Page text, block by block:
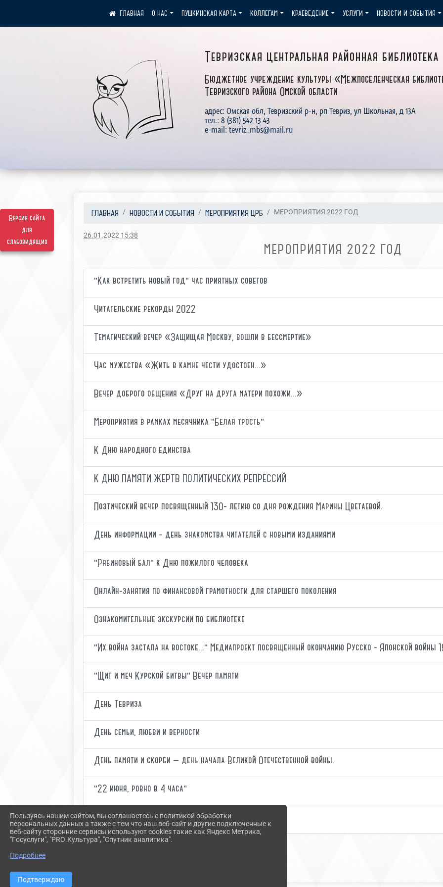
Версия сайта
для
слабовидящих
Тевризская центральная районная библиотека
Бюджетное учреждение культуры «Межпоселенческая
Тевризского района Омской области
адрес: Омская обл, Тевризский р-н, рп Тевриз, ул Школьная, д 13А
тел.: 8 (381) 542 13 43
e-mail: tevriz_mbs@mail.ru
О НАС ПУШКИНСКАЯ КАРТА КОЛЛЕГАМ КРАЕВЕДЕНИЕ УСЛУГИ НОВОСТИ И СОБЫТИЯ
ГЛАВНАЯ НОВОСТИ И СОБЫТИЯ МЕРОПРИЯТИЯ ЦРБ МЕРОПРИЯТИЯ 2022 ГОД
26.01.2022 15:38
МЕРОПРИЯТИЯ 2022 ГОД
"Как встретить новый год" час приятных советов
Читательские рекорды 2022
Тематический вечер «Защищая Москву, вошли в бессмертие»
Час мужества «Жить в камне чести удостоен…»
Вечер доброго общения «Друг на друга матери похожи…»
Мероприятия в рамках месячника "Белая трость"
К Дню народного единства
К ДНЮ ПАМЯТИ ЖЕРТВ ПОЛИТИЧЕСКИХ РЕПРЕССИЙ
Поэтический вечер посвященный 130- летию со дня рождения Марины Цветаевой.
День информации – день знакомства читателей с новыми изданиями
"Рябиновый бал" к Дню пожилого человека
Онлайн-занятия по финансовой грамотности для старшего поколения
Ознакомительные экскурсии по библиотеке
"Их война застала на востоке..." Медиапроект посвященный окончанию Русско - Японской войны
"Щит и меч Курской битвы" Вечер памяти
День Тевриза
День семьи, любви и верности
День памяти и скорби — день начала Великой Отечественной войны.
"22 июня, ровно в 4 часа"
Поэтический марафон "Планета Константин Бальмонд"
Пользуясь нашим сайтом, вы соглашаетесь с политикой обработки
персональных данных а также с тем что наш веб-сайт и другие подключенные к
веб-сайту сторонние сервисы используют cookies такие как Яндекс Метрика,
"Госуслуги", "PRO.Культура", "Спутник аналитика".
Подробнее
Подтверждаю